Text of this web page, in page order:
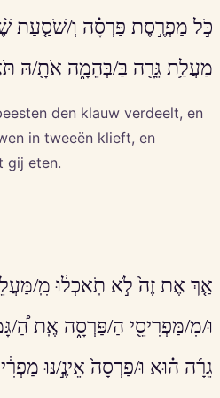
כֹּ֣ל מַפְרֶ֣סֶת פַּרְסָ֗ה וְ/שֹׁסַ֤עַת
מַעֲלַ֥ת גֵּרָ֖ה בַּ/בְּהֵמָ֑ה אֹתָ֖/הּ
den klauw verdeelt, en
in tweeën klieft, en
gij eten.
אַ֤ךְ אֶת זֶה֙ לֹ֣א תֹֽאכְל֔וּ מִֽ/
וּ/מִ/מַּפְרִיסֵ֖י הַ/פַּרְסָ֑ה אֶֽת הַ֠/
גֵרָ֜ה ה֗וּא וּ/פַרְסָה֙ אֵינֶ֣/נּוּ